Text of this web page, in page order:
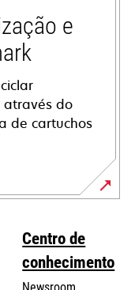
e
através do
de cartuchos
Centro de
conhecimento